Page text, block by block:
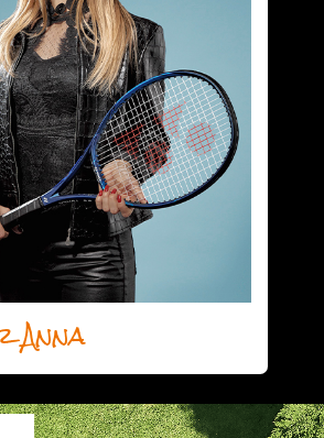
Anna